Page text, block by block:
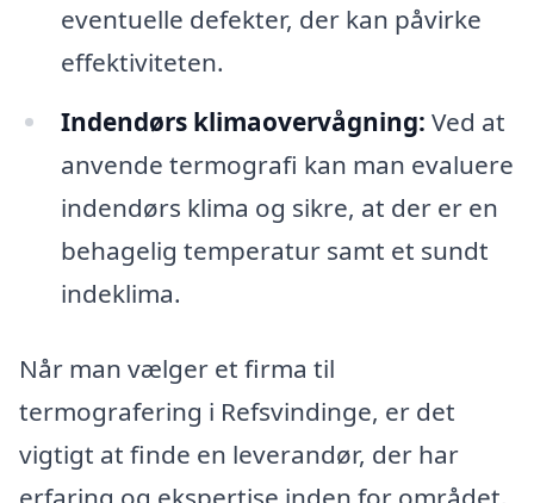
eventuelle defekter, der kan påvirke
effektiviteten.
Indendørs klimaovervågning: Ved at
anvende termografi kan man evaluere
indendørs klima og sikre, at der er en
behagelig temperatur samt et sundt
indeklima.
Når man vælger et firma til
termografering i Refsvindinge, er det
vigtigt at finde en leverandør, der har